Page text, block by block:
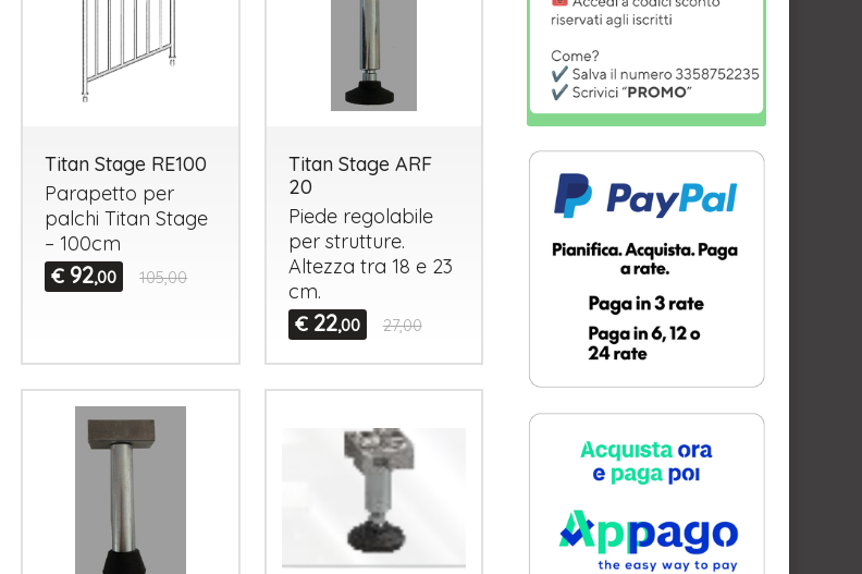
Titan Stage RE100
Parapetto per
palchi Titan Stage
– 100cm
€ 92,00 105,00
Titan Stage ARF
20
Piede regolabile
per strutture.
Altezza tra 18 e 23
cm.
€ 22,00 27,00